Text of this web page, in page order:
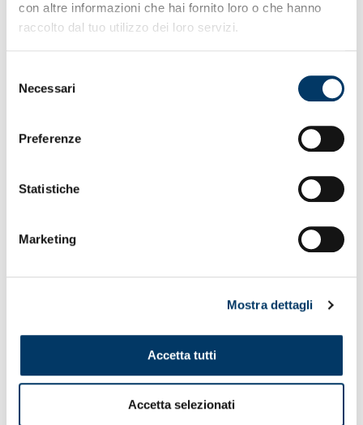
con altre informazioni che hai fornito loro o che hanno
raccolto dal tuo utilizzo dei loro servizi.
delNecessari
Preferenze
Statistiche
Marketing
Mostra dettagli
Accetta tutti
Accetta selezionati